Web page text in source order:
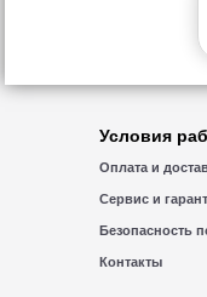
Условия
Оплата и
Сервис и
Безопасность
Контакты